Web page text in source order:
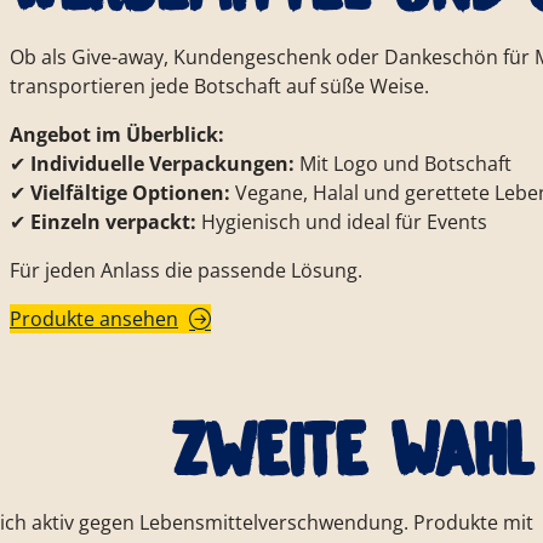
Ob als Give-away, Kundengeschenk oder Dankeschön
transportieren jede Botschaft auf süße Weise.
Angebot im Überblick:
✔ Individuelle Verpackungen: Mit Logo und Botschaft
✔ Vielfältige Optionen: Vegane, Halal und gerettete
✔ Einzeln verpackt: Hygienisch und ideal für Events
Für jeden Anlass die passende Lösung.
Produkte ansehen
Zweite Wahl
aktiv gegen Lebensmittelverschwendung. Produkte mit